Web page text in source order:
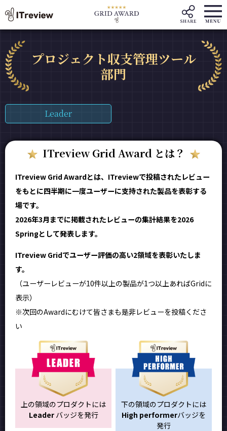
プロジェクト収支管理ツール
部門
Leader
ITreview Grid Award とは？
ITreview Grid Awardとは、ITreviewで投稿されたレビュー
をもとに四半期に一度ユーザーに支持された製品を表彰する
場です。
2026年3月までに掲載されたレビューの集計結果を2026
Springとして発表します。
ITreview Gridでユーザー評価の高い2領域を表彰いたしま
す。
（ユーザーレビューが10件以上の製品が1つ以上あればGridに
表示）
※次回のAwardにむけて皆さまも是非レビューを投稿くださ
い
上の領域のプロダクトには
Leaderバッジを発行
下の領域のプロダクトには
High performerバッジを
発行